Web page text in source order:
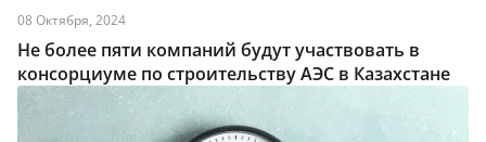
08 Октября, 2024
Не более пяти компаний будут участвовать в
консорциуме по строительству АЭС в Казахстане